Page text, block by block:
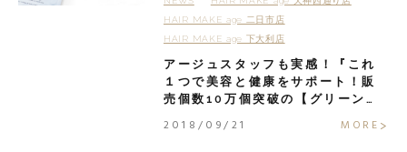
HAIR MAKE age 二日市店
HAIR MAKE age 下大利店
アージュスタッフも実感！『これ
１つで美容と健康をサポート！販
売個数10万個突破の【グリーンポ
2018/09/21 MORE